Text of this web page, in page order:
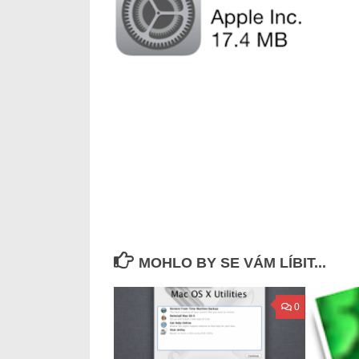
MOHLO BY SE VÁM LÍBIT...
0